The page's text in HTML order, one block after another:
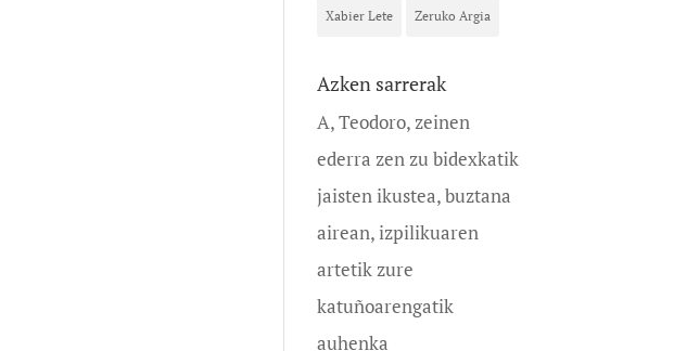
Xabier Lete Zeruko Argia
Azken sarrerak
A, Teodoro, zeinen
ederra zen zu bidexkatik
jaisten ikustea, buztana
airean, izpilikuaren
artetik zure
katuñoarengatik
auhenka